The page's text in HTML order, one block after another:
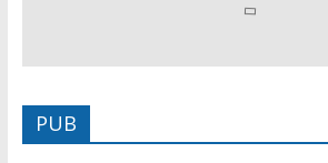
PUB